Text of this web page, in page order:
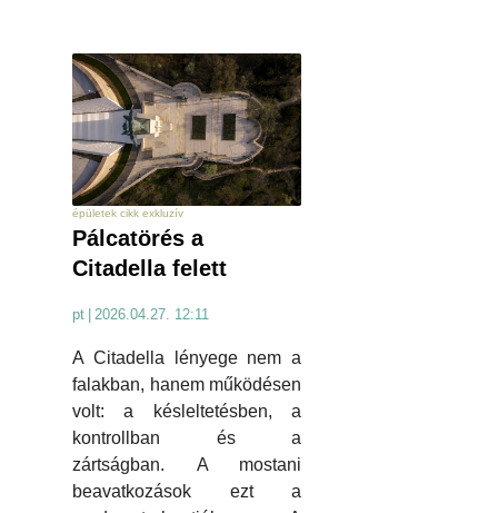
épületek cikk exkluzív
Pálcatörés a
Citadella felett
pt 2026.04.27. 12:11
A Citadella lényege nem a
falakban, hanem működésen
volt: a késleltetésben, a
kontrollban és a
zártságban. A mostani
beavatkozások ezt a